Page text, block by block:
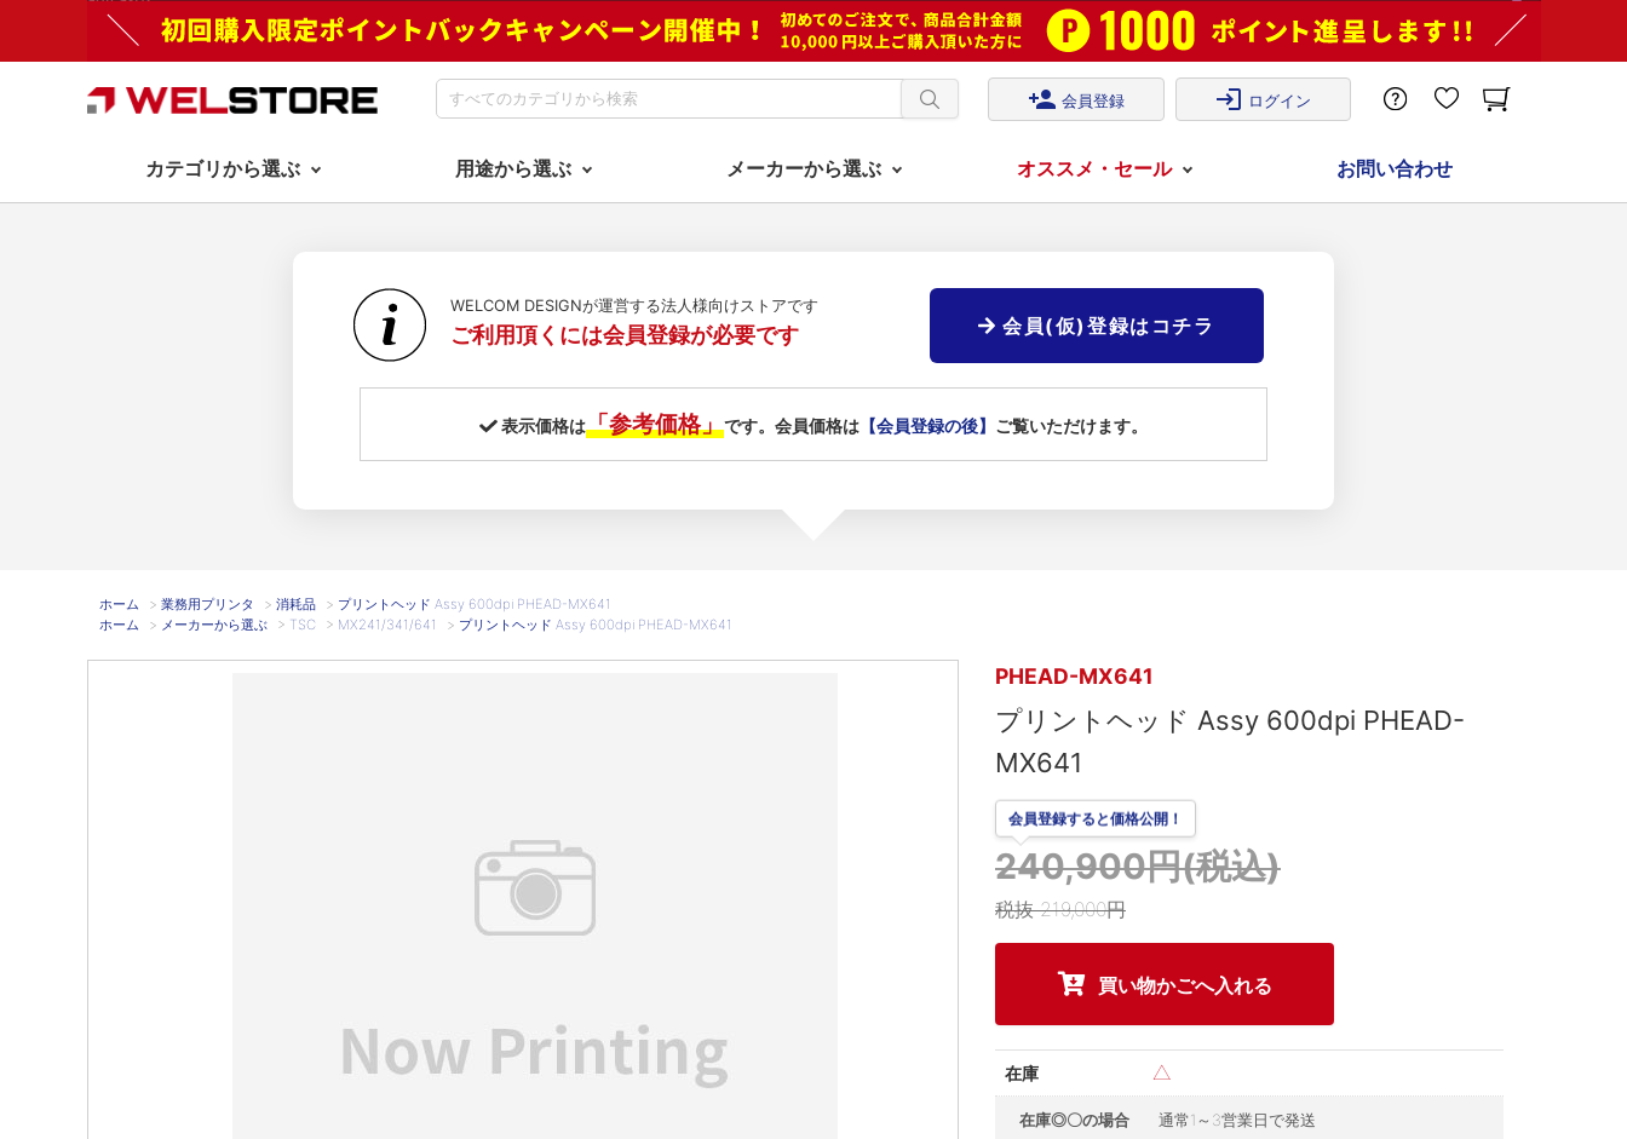
person_add 会員登録 login ログイン
カテゴリから選ぶ 用途から選ぶ メーカーから選ぶ オススメ・セール お問い合わせ
WELCOM DESIGNが運営する法人様向けストアです
ご利用頂くには会員登録が必要です 会員(仮)登録はコチラ
表示価格は「参考価格」です。会員価格は【会員登録の後】 ご覧いただけます。
ホーム > 業務用プリンタ > 消耗品 > プリントヘッド Assy 600dpi PHEAD-MX641
ホーム
> メーカーから選ぶ > TSC > MX241/341/641 > プリントヘッド Assy 600dpi PHEAD-MX641
PHEAD-MX641
プリントヘッド Assy 600dpi PHEAD-
MX641
240,900円(税込)
会員登録すると価格公開！
税抜 219,000円
在庫◎〇の場合
通常1～3営業日で発送
在庫 △
買い物かごへ入れる